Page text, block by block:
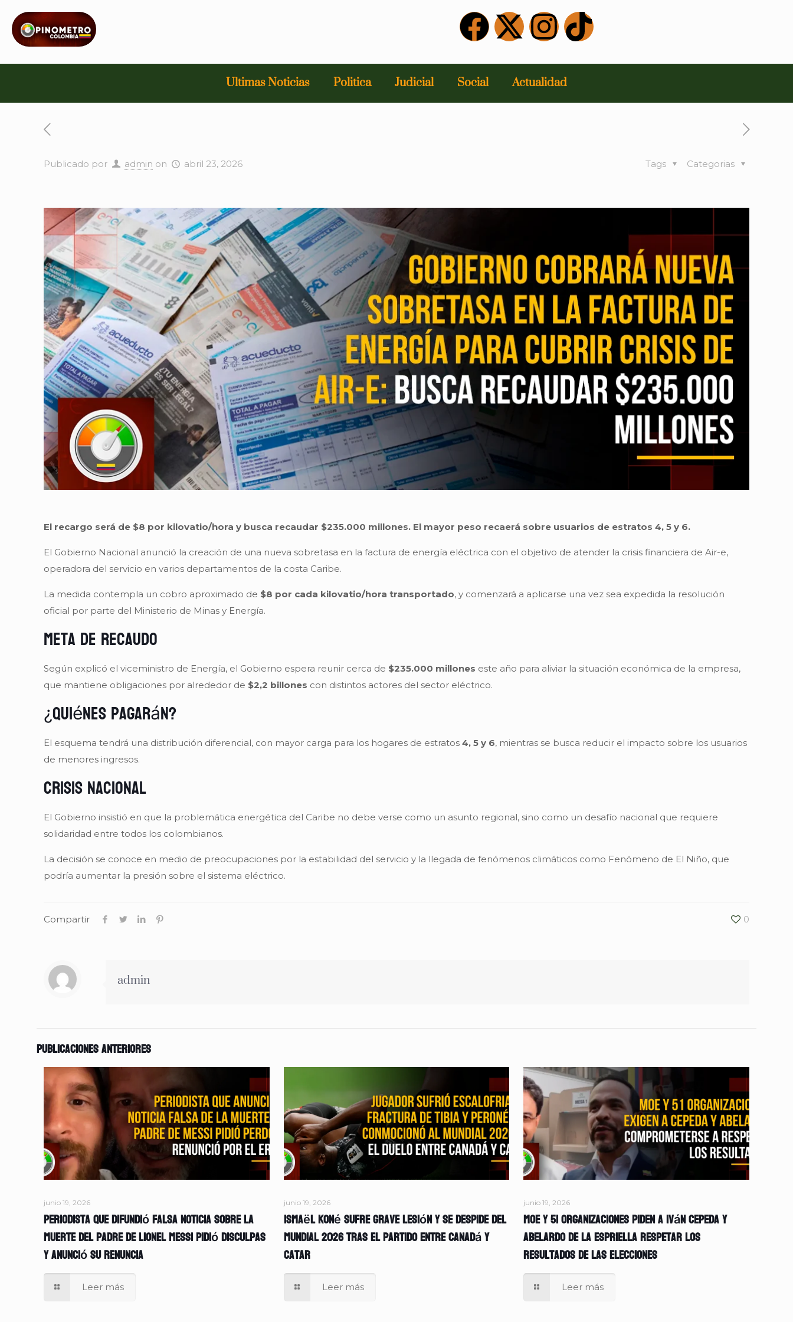
Ultimas Noticias Politica Judicial Social Actualidad
Publicado por admin on abril 23, 2026 Categorias
Tags
El recargo será de $8 por kilovatio/hora y busca recaudar $235.000 millones. El mayor peso recaerá sobre usuarios de estratos 4, 5 y 6.
El Gobierno Nacional anunció la creación de una nueva sobretasa en la factura de energía eléctrica con el objetivo de atender la crisis financiera de Air-e,
operadora del servicio en varios departamentos de la costa Caribe.
La medida contempla un cobro aproximado de $8 por cada kilovatio/hora transportado, y comenzará a aplicarse una vez sea expedida la resolución
oficial por parte del Ministerio de Minas y Energía.
Meta de recaudo
Según explicó el viceministro de Energía, el Gobierno espera reunir cerca de $235.000 millones este año para aliviar la situación económica de la empresa,
que mantiene obligaciones por alrededor de $2,2 billones con distintos actores del sector eléctrico.
¿Quiénes pagarán?
El esquema tendrá una distribución diferencial, con mayor carga para los hogares de estratos4, 5 y 6, mientras se busca reducir el impacto sobre los usuarios
de menores ingresos.
Crisis nacional
El Gobierno insistió en que la problemática energética del Caribe no debe verse como un asunto regional, sino como un desafío nacional que requiere
solidaridad entre todos los colombianos.
La decisión se conoce en medio de preocupaciones por la estabilidad del servicio y la llegada de fenómenos climáticos como Fenómeno de El Niño, que
podría aumentar la presión sobre el sistema eléctrico.
Compartir 0
admin
Publicaciones anteriores
junio 19, 2026
Periodista que difundió falsa noticia sobre la
muerte del padre de Lionel Messi pidió disculpas
y anunció su renuncia
Leer más
junio 19, 2026
Ismaël Koné sufre grave lesión y se despide del
Mundial 2026 tras el partido entre Canadá y
Catar
Leer más
junio 19, 2026
MOE y 51 organizaciones piden a Iván Cepeda y
Abelardo de la Espriella respetar los
resultados de las elecciones
Leer más